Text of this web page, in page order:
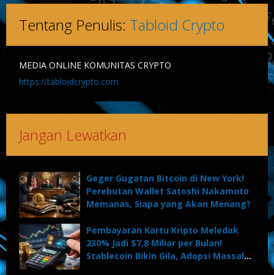
Tentang Penulis: Tabloid Crypto
MEDIA ONLINE KOMUNITAS CRYPTO
https://tabloidcrypto.com
Jangan Lewatkan
Geger Gugatan Bitcoin di New York!
Perebutan Wallet Satoshi Nakamoto
Memanas, Siapa yang Akan Menang?
Pembayaran Kartu Kripto Meledak
230% Jadi $7,8 Miliar per Bulan!
Stablecoin Bikin Gila, Adopsi Massal